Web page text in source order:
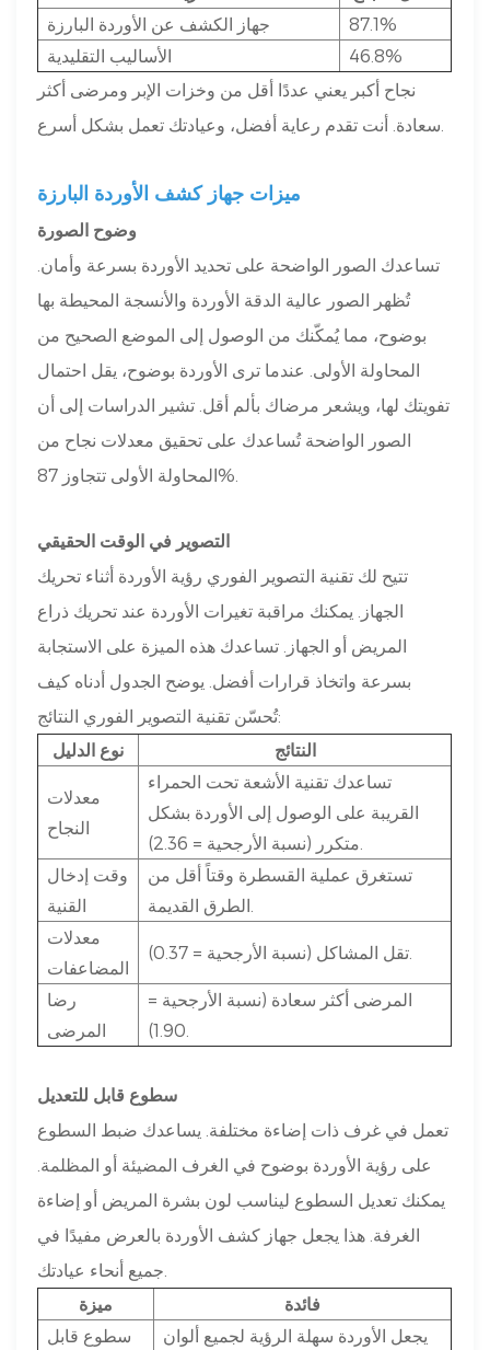
جهاز الكشف عن الأوردة البارزة
87.1%
الأساليب التقليدية
46.8%
نجاح أكبر يعني عددًا أقل من وخزات الإبر ومرضى أكثر
ميزات جهاز كشف الأوردة البارزة
وضوح الصورة
تساعدك الصور الواضحة على تحديد الأوردة بسرعة وأمان.
تُظهر الصور عالية الدقة الأوردة والأنسجة المحيطة بها
بوضوح، مما يُمكّنك من الوصول إلى الموضع الصحيح من
المحاولة الأولى. عندما ترى الأوردة بوضوح، يقل احتمال
تفويتك لها، ويشعر مرضاك بألم أقل. تشير الدراسات إلى أن
الصور الواضحة تُساعدك على تحقيق معدلات نجاح من
المحاولة الأولى تتجاوز 87%.
التصوير في الوقت الحقيقي
تتيح لك تقنية التصوير الفوري رؤية الأوردة أثناء تحريك
الجهاز. يمكنك مراقبة تغيرات الأوردة عند تحريك ذراع
المريض أو الجهاز. تساعدك هذه الميزة على الاستجابة
بسرعة واتخاذ قرارات أفضل. يوضح الجدول أدناه كيف
تُحسّن تقنية التصوير الفوري النتائج:
نوع الدليل
النتائج
معدلات
النجاح
تساعدك تقنية الأشعة تحت الحمراء
القريبة على الوصول إلى الأوردة بشكل
وقت إدخال
القنية
تستغرق عملية القسطرة وقتاً أقل من
معدلات
المضاعفات
رضا
المرضى
المرضى أكثر سعادة (نسبة الأرجحية =
سطوع قابل للتعديل
تعمل في غرف ذات إضاءة مختلفة. يساعدك ضبط السطوع
على رؤية الأوردة بوضوح في الغرف المضيئة أو المظلمة.
يمكنك تعديل السطوع ليناسب لون بشرة المريض أو إضاءة
الغرفة. هذا يجعل جهاز كشف الأوردة بالعرض مفيدًا في
ميزة
فائدة
سطوع قابل
يجعل الأوردة سهلة الرؤية لجميع ألوان